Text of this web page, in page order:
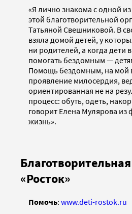
«Я лично знакома с одной
этой благотворительной
Татьяной Свешниковой. В
взяла домой детей, у
ни родителей, а когда дети
помогать бездомным —
Помощь бездомным, на мой
проявление милосердия,
ориентированная не на
процесс: обуть, одеть,
говорит Елена Мулярова из
жизнь».
«Росток»
Помочь: www.deti-rostok.ru